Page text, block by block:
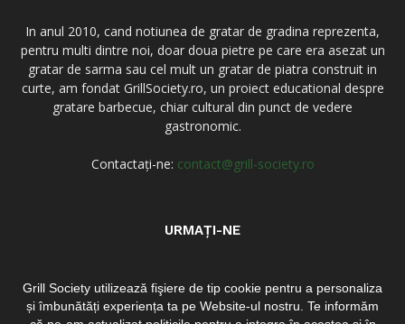
Grill Society utilizează fişiere de tip cookie pentru a personaliza
și îmbunătăți experiența ta pe Website-ul nostru. Te informăm
In anul 2010, cand notiunea de gratar de gradina reprezenta,
pentru multi dintre noi, doar doua pietre pe care era asezat un
gratar de sarma sau cel mult un gratar de piatra construit in
curte, am fondat GrillSociety.ro, un proiect educational despre
gratare barbecue, chiar cultural din punct de vedere
gastronomic.
Contactați-ne: contact@grill-society.ro
URMAȚI-NE